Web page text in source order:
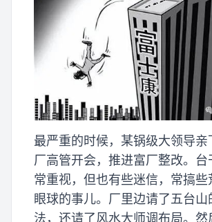
最严重的时候，某锅级大领导亲
厂高管开会，推进富厂整改。台
常重视，但也有些迷信，常搞些
眼球的事儿。厂里边请了五台山
法，还请了风水大师调布局。然